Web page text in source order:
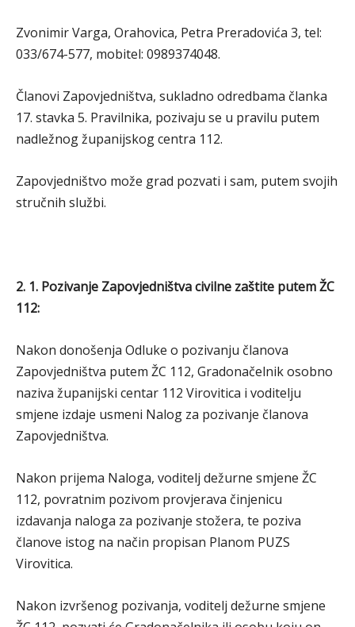
Zvonimir Varga, Orahovica, Petra Preradovića 3, tel:
033/674-577, mobitel: 0989374048.
Članovi Zapovjedništva, sukladno odredbama članka
17. stavka 5. Pravilnika, pozivaju se u pravilu putem
nadležnog županijskog centra 112.
Zapovjedništvo može grad pozvati i sam, putem svojih
stručnih službi.
2. 1. Pozivanje Zapovjedništva civilne zaštite putem ŽC
112:
Nakon donošenja Odluke o pozivanju članova
Zapovjedništva putem ŽC 112, Gradonačelnik osobno
naziva županijski centar 112 Virovitica i voditelju
smjene izdaje usmeni Nalog za pozivanje članova
Zapovjedništva.
Nakon prijema Naloga, voditelj dežurne smjene ŽC
112, povratnim pozivom provjerava činjenicu
izdavanja naloga za pozivanje stožera, te poziva
članove istog na način propisan Planom PUZS
Virovitica.
Nakon izvršenog pozivanja, voditelj dežurne smjene